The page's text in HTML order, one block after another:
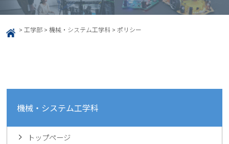
HOME > 工学部> 機械・システム工学科> ポリシー
機械・システム工学科
トップページ